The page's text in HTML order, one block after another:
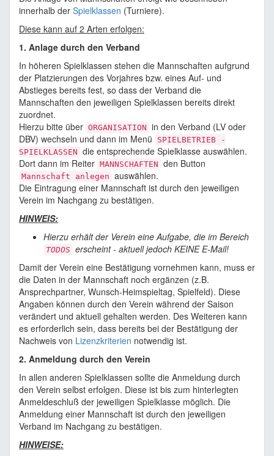
innerhalb der Spielklassen (Turniere).
Diese kann auf 2 Arten erfolgen:
1. Anlage durch den Verband
In höheren Spielklassen stehen die Mannschaften aufgrund
der Platzierungen des Vorjahres bzw. eines Auf- und
Abstieges bereits fest, so dass der Verband die
Mannschaften den jeweiligen Spielklassen bereits direkt
zuordnet.
Hierzu bitte über ORGANISATION in den Verband (LV oder
DBV) wechseln und dann im Menü
SPIELBETRIEB -
SPIELKLASSEN die entsprechende Spielklasse auswählen.
Dort dann im Reiter MANNSCHAFTEN den Button
Mannschaft anlegen auswählen.
Die Eintragung einer Mannschaft ist durch den jeweiligen
Verein im Nachgang zu bestätigen.
HINWEIS:
Hierzu erhält der Verein eine Aufgabe, die im Bereich
TODOS erscheint - aktuell jedoch KEINE E-Mail!
Damit der Verein eine Bestätigung vornehmen kann, muss er
die Daten in der Mannschaft noch ergänzen (z.B.
Ansprechpartner, Wunsch-Heimspieltag, Spielfeld). Diese
Angaben können durch den Verein während der Saison
verändert und aktuell gehalten werden. Des Weiteren kann
es erforderlich sein, dass bereits bei der Bestätigung der
Nachweis von Lizenzkriterien notwendig ist.
2. Anmeldung durch den Verein
In allen anderen Spielklassen sollte die Anmeldung durch
den Verein selbst erfolgen. Diese ist bis zum hinterlegten
Anmeldeschluß der jeweiligen Spielklasse möglich. Die
Anmeldung einer Mannschaft ist durch den jeweiligen
Verband im Nachgang zu bestätigen.
HINWEISE: